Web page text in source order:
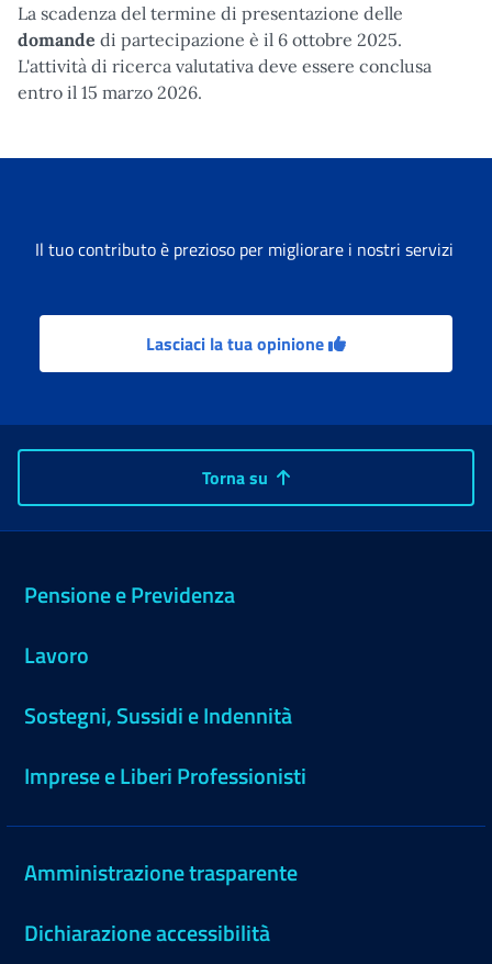
La scadenza del termine di presentazione delle
domande di partecipazione è il 6 ottobre 2025.
L'attività di ricerca valutativa deve essere conclusa
entro il 15 marzo 2026.
Il tuo contributo è prezioso per migliorare i nostri servizi
Lasciaci la tua opinione
Torna su
Pensione e Previdenza
Lavoro
Sostegni, Sussidi e Indennità
Imprese e Liberi Professionisti
Amministrazione trasparente
Dichiarazione accessibilità